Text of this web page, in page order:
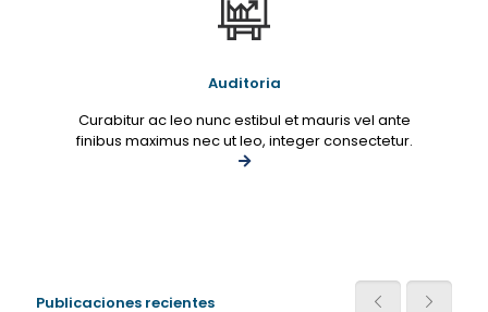
Auditoria
Curabitur ac leo nunc estibul et mauris vel ante
finibus maximus nec ut leo, integer consectetur.
Publicaciones recientes